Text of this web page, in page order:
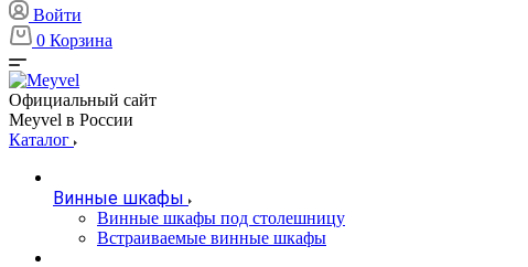
Войти
0 Корзина
Официальный сайт
Meyvel в России
Каталог
Винные шкафы
Винные шкафы под столешницу
Встраиваемые винные шкафы